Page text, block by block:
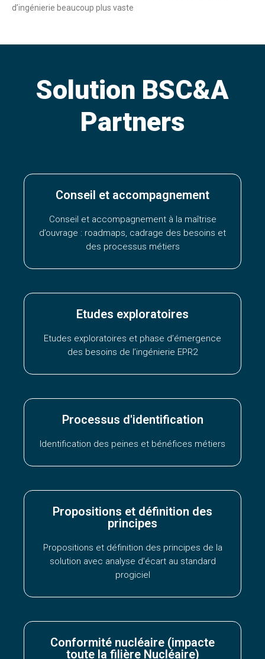
d’ingénierie beaucoup plus vaste
Solution BSC&A
Partners
Conseil et accompagnement
Conseil et accompagnement à la maîtrise
d’ouvrage : roadmaps, cadrage des besoins et
des processus métiers
Etudes exploratoires
Etudes exploratoires et phase d’émergence
des besoins de l’ingénierie EPR2
Processus d'identification
Identification des peines et bénéfices métiers
Propositions et définition des
principes
Propositions et définition des principes de la
solution avec analyse d’écart au standard
progiciel
Conformité nucléaire (impacte
toute la filière Nucléaire)